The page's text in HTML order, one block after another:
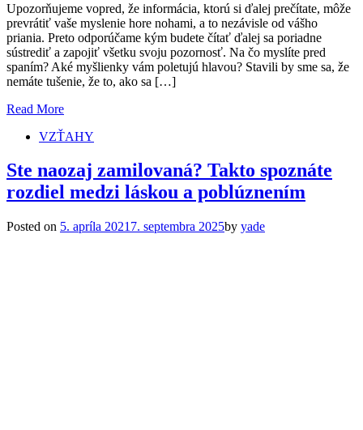
Upozorňujeme vopred, že informácia, ktorú si ďalej prečítate, môže
prevrátiť vaše myslenie hore nohami, a to nezávisle od vášho
priania. Preto odporúčame kým budete čítať ďalej sa poriadne
sústrediť a zapojiť všetku svoju pozornosť. Na čo myslíte pred
spaním? Aké myšlienky vám poletujú hlavou? Stavili by sme sa, že
nemáte tušenie, že to, ako sa […]
Read More
VZŤAHY
Ste naozaj zamilovaná? Takto spoznáte
rozdiel medzi láskou a poblúznením
Posted on 5. apríla 2021 7. septembra 2025by yade